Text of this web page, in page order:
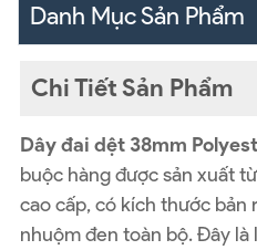
Danh Mục Sản Phẩm
Chi Tiết Sản Phẩm
Dây đai dệt 38mm
buộc hàng được sản xuất
cao cấp, có kích thước bản
nhuộm đen toàn bộ. Đây